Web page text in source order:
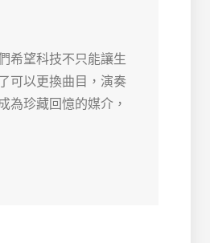
希望科技不只能讓生
可以更換曲目，演奏
為珍藏回憶的媒介，